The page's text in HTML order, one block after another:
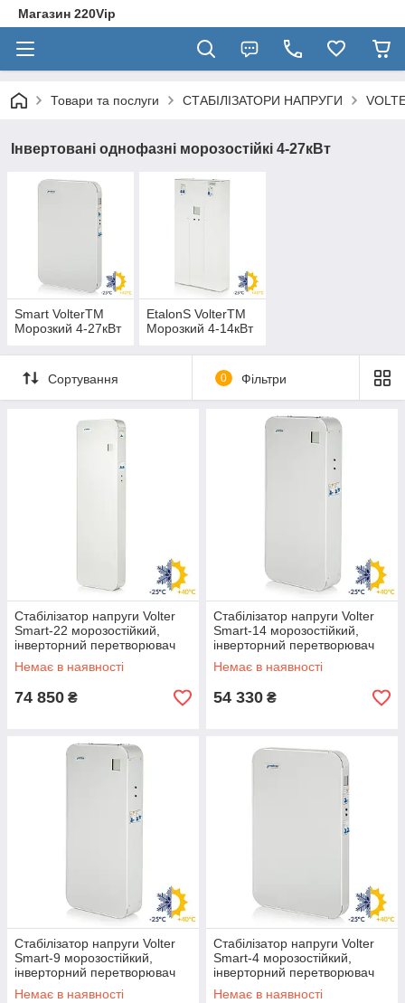
Магазин 220Vip
Товари та послуги СТАБІЛІЗАТОРИ НАПРУГИ
Інвертовані однофазні морозостійкі 4-27кВт
Smart VolterTM
Морозкий 4-27кВт
EtalonS VolterTM
Морозкий 4-14кВт
Сортування 0 Фільтри
Стабілізатор напруги Volter
Smart-22 морозостійкий,
інверторний перетворювач
вольтер 22 кВт, Волтер
Немає в наявності
74 850 ₴
Стабілізатор напруги Volter
Smart-14 морозостійкий,
інверторний перетворювач
вольтер 14 кВт, Волтер
Немає в наявності
54 330 ₴
Стабілізатор напруги Volter
Smart-9 морозостійкий,
інверторний перетворювач
вольтер 9 кВт, Волтер
Немає в наявності
Стабілізатор напруги Volter
Smart-4 морозостійкий,
інверторний перетворювач
вольтер 3,5 кВт, Волтер
Немає в наявності